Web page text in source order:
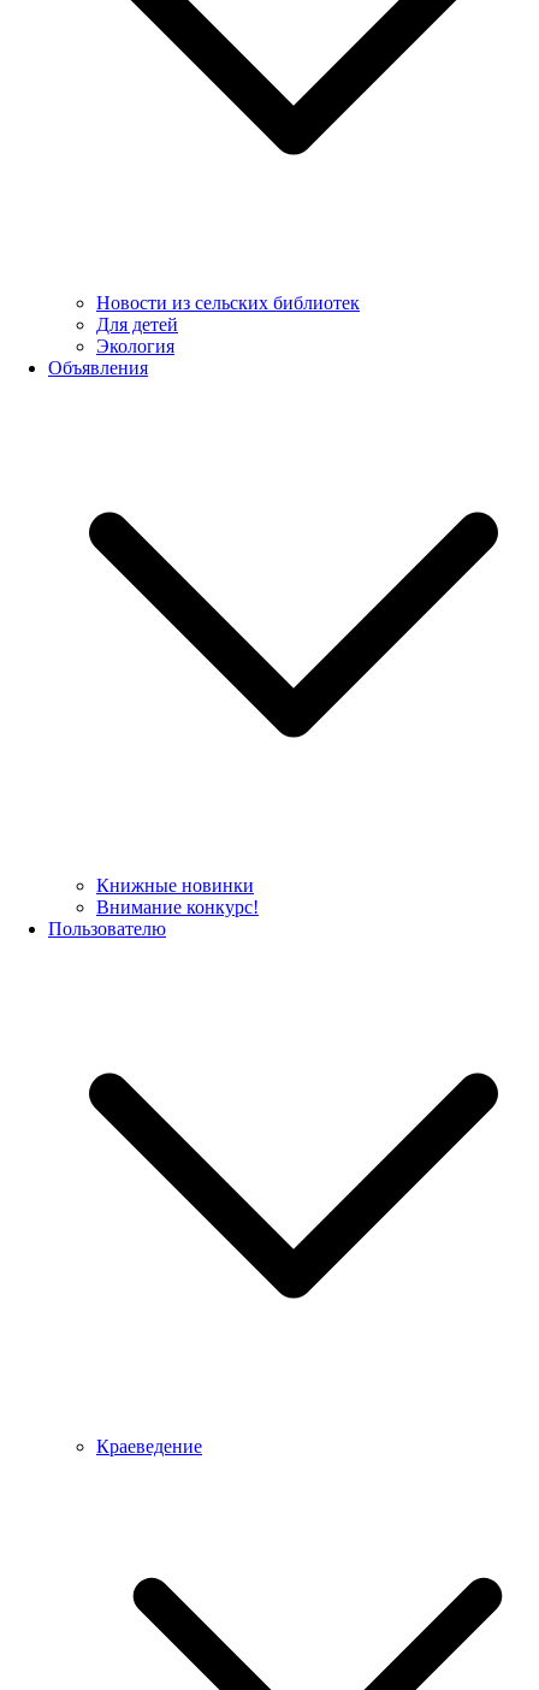
Новости из сельских библиотек
Для детей
Экология
Объявления
Книжные новинки
Внимание конкурс!
Пользователю
Краеведение